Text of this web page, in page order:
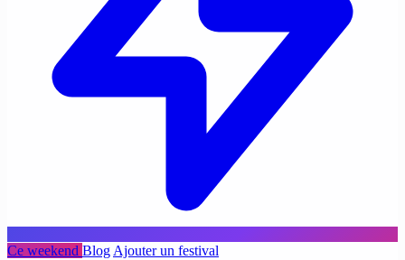
Ce weekend Blog Ajouter un festival